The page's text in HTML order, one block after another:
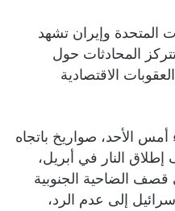
المتحدة وإيران تشهد
المحادثات حول
الاقتصادية
الأحد، صواريخ باتجاه
النار في أبريل،
قصف الضاحية الجنوبية
إلى عدم الرد،